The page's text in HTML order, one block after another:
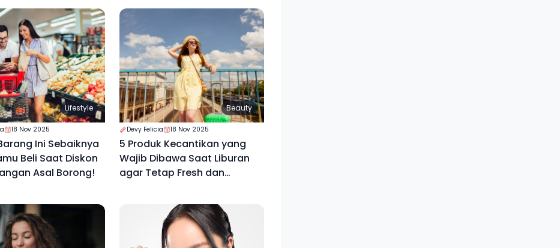
Lifestyle
18 Nov 2025
Ini Sebaiknya
Beli Saat Diskon
Asal Borong!
Beauty
Devy Felicia 18 Nov 2025
5 Produk Kecantikan yang
Wajib Dibawa Saat Liburan
agar Tetap Fresh dan